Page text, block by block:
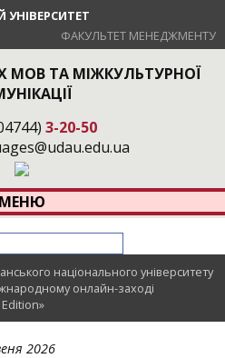
ФАКУЛЬТЕТ МЕНЕДЖМЕНТУ
МОВ ТА МІЖКУЛЬТУРНОЇ
3-20-50
МЕНЮ
національного університету
онлайн-заході
2026